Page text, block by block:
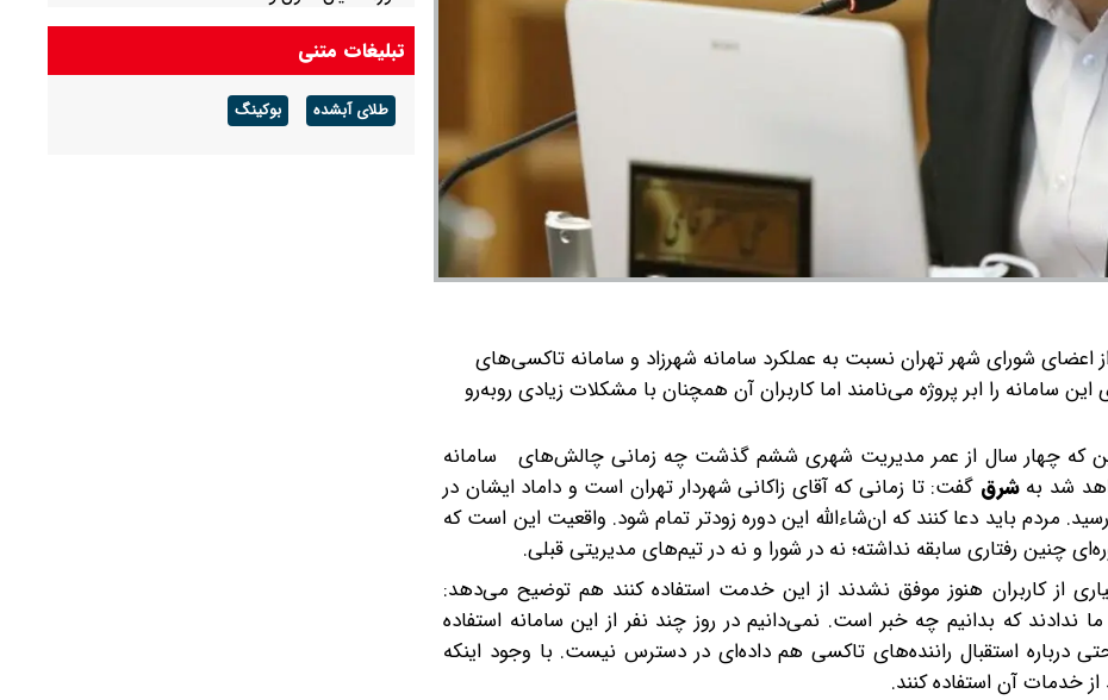
اعضای شورای شهر تهران نسبت به عملکرد سامانه شهرزاد و سامانه تاکسی‌های
سامانه را ابر پروژه می‌نامند اما کاربران آن همچنان با مشکلات زیادی روبه‌رو
که چهار سال از عمر مدیریت شهری ششم گذشت چه زمانی چالش‌های سامانه
شد بهشرق گفت: تا زمانی که آقای زاکانی شهردار تهران است و داماد ایشان در
مردم باید دعا کنند که ان‌شاءالله این دوره زودتر تمام شود. واقعیت این است که
چنین رفتاری سابقه نداشته؛ نه در شورا و نه در تیم‌های مدیریتی قبلی.
از کاربران هنوز موفق نشدند از این خدمت استفاده کنند هم توضیح می‌دهد:
که بدانیم چه خبر است. نمی‌دانیم در روز چند نفر از این سامانه استفاده
درباره استقبال راننده‌های تاکسی هم داده‌ای در دسترس نیست. با وجود اینکه
خدمات آن استفاده کنند.
تبلیغات متنی
طلای آبشده بوکینگ